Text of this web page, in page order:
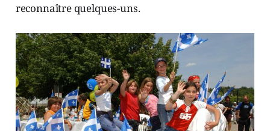
reconnaître quelques-uns.